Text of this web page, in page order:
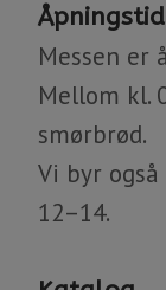
Messen er
Mellom kl.
smørbrød.
Vi byr
12–14.